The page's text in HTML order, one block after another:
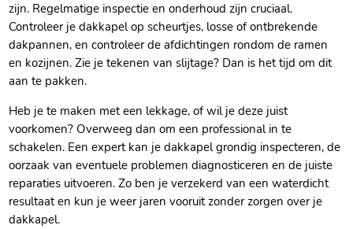
zijn.​ Regelmatige inspectie en onderhoud zijn cruciaal.​
Controleer je dakkapel op scheurtjes, losse of ontbrekende
dakpannen, en controleer de afdichtingen rondom de ramen
en kozijnen.​ Zie je tekenen van slijtage? Dan is het tijd om dit
aan te pakken.​
Heb je te maken met een lekkage, of wil je deze juist
voorkomen? Overweeg dan om een professional in te
schakelen.​ Een expert kan je dakkapel grondig inspecteren, de
oorzaak van eventuele problemen diagnosticeren en de juiste
reparaties uitvoeren.​ Zo ben je verzekerd van een waterdicht
resultaat en kun je weer jaren vooruit zonder zorgen over je
dakkapel.​